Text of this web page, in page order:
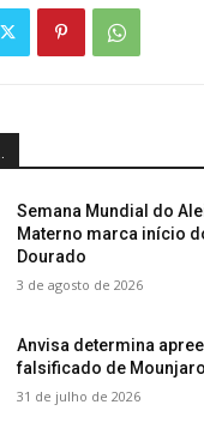
Semana Mundial do
Materno marca início
Dourado
3 de agosto de 2026
Anvisa determina
falsificado de Mounjaro
31 de julho de 2026